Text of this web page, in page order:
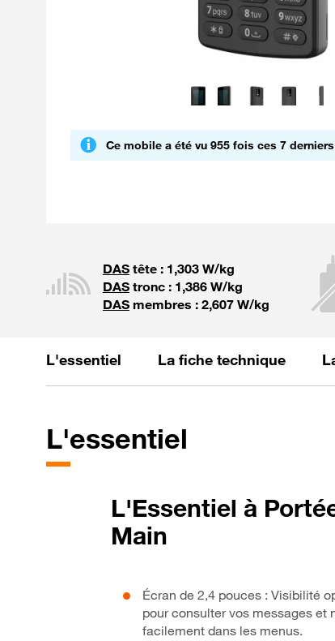
Ce mobile a été vu 955 fois ces 7
DAS tête : 1,303 W/kg
DAS tronc : 1,386 W/kg
DAS membres : 2,607 W/kg
L'essentiel La fiche technique
L'essentiel
L'Essentiel à
Main
Écran de 2,4 pouces : Visibilité
pour consulter vos messages et
facilement dans les menus.